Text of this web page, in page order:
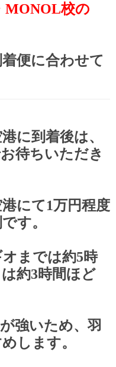
MONOL校の
便に合わせて
に到着後は、
待ちいただき
にて1万円程度
す。
オまでは約5時
約3時間ほど
強いため、羽
します。